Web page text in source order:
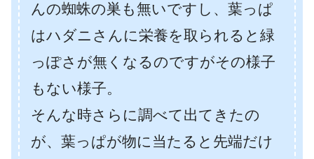
んの蜘蛛の巣も無いですし、葉っぱ
はハダニさんに栄養を取られると緑
っぽさが無くなるのですがその様子
もない様子。
そんな時さらに調べて出てきたの
が、葉っぱが物に当たると先端だけ